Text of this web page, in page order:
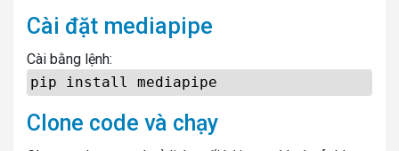
Cài đặt mediapipe
Cài bằng lệnh:
pip install mediapipe
Clone code và chạy